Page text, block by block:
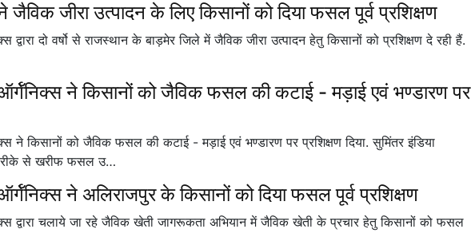
जैविक जीरा उत्पादन के लिए किसानों को दिया फसल पूर्व प्रशिक्षण
द्वारा दो वर्षो से राजस्थान के बाड़मेर जिले में जैविक जीरा उत्पादन हेतु किसानों को प्रशिक्षण दे रही हैं.
ने किसानों को जैविक फसल की कटाई - मड़ाई एवं भण्डारण पर
ने किसानों को जैविक फसल की कटाई - मड़ाई एवं भण्डारण पर प्रशिक्षण दिया. सुमिंतर इंडिया
से खरीफ फसल उ…
ने अलिराजपुर के किसानों को दिया फसल पूर्व प्रशिक्षण
द्वारा चलाये जा रहे जैविक खेती जागरूकता अभियान में जैविक खेती के प्रचार हेतु किसानों को फसल